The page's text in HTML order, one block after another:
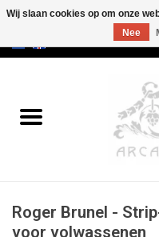
Oud & Zeldzaam
Erotica
Roger Brunel -
voor volwassenen
Wij slaan cookies op om onze
Nee